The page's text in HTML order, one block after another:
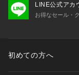
LINE公式アカ
お得なセール・
初めての方へ